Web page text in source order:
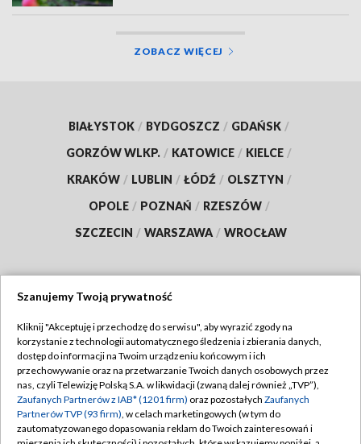
ZOBACZ WIĘCEJ
BIAŁYSTOK / BYDGOSZCZ / GDAŃSK /
GORZÓW WLKP. / KATOWICE / KIELCE /
KRAKÓW / LUBLIN / ŁÓDŹ / OLSZTYN /
OPOLE / POZNAŃ / RZESZÓW /
SZCZECIN / WARSZAWA / WROCŁAW
TVP
Abonament TVP
Emisja w TVP
Centrum informacji TVP
Regulamin TVP
Polityka prywatności
Moje zgody
Szanujemy Twoją prywatność
Kliknij "Akceptuję i przechodzę do serwisu", aby wyrazić zgody na
korzystanie z technologii automatycznego śledzenia i zbierania danych,
dostęp do informacji na Twoim urządzeniu końcowym i ich
przechowywanie oraz na przetwarzanie Twoich danych osobowych przez
nas, czyli Telewizję Polską S.A. w likwidacji (zwaną dalej również „TVP”),
Zaufanych Partnerów z IAB* (1201 firm) oraz pozostałych Zaufanych
Partnerów TVP (93 firm), w celach marketingowych (w tym do
zautomatyzowanego dopasowania reklam do Twoich zainteresowań i